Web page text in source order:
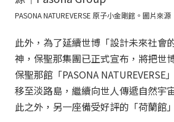
PASONA NATUREVERSE 原子小金剛館。圖片來
此外，為了延續世博「設計未來社會
神，保聖那集團已正式宣布，將把世
保聖那館「PASONA NATUREVERSE
移至淡路島，繼續向世人傳遞自然宇
此之外，另一座備受好評的「荷蘭館